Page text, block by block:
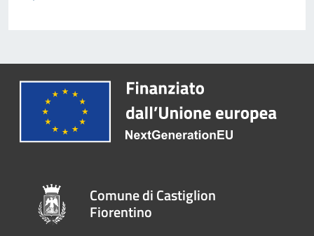
Comune di Castiglion
Fiorentino